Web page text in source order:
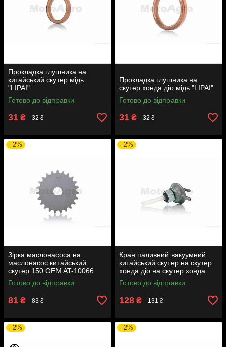
Прокладка глушника на
китайський скутер мідь
"LIPAI"
Готово до відправки
31 ₴ 32 ₴
Прокладка глушника на
скутер хонда діо мідь "LIPAI"
Готово до відправки
31 ₴ 32 ₴
–2%
Зірка маслонасоса на
маслонасос китайський
скутер 150 OEM AT-10066
Готово до відправки
81 ₴ 83 ₴
–2%
Кран паливний вакуумний
китайський скутер на скутер
хонда діо на скутер хонда
такт AF24 вкручується M16
AT-7074
Готово до відправки
128 ₴ 131 ₴
–2% –2%